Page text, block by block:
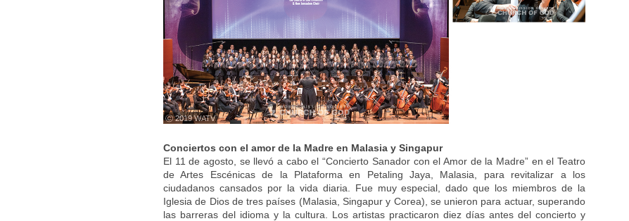
ⓒ 2019 WATV
Conciertos con el amor de la Madre en Malasia y Singapur
El 11 de agosto, se llevó a cabo el “Concierto Sanador con el Amor de la Madre” en el Teatro
de Artes Escénicas de la Plataforma en Petaling Jaya, Malasia, para revitalizar a los
ciudadanos cansados por la vida diaria. Fue muy especial, dado que los miembros de la
Iglesia de Dios de tres países (Malasia, Singapur y Corea), se unieron para actuar, superando
las barreras del idioma y la cultura. Los artistas practicaron diez días antes del concierto y